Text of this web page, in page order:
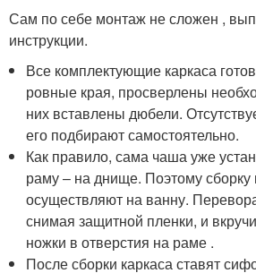
Сам по себе монтаж не сложен ,
инструкции.
Все комплектующие каркаса
ровные края, просверлены
них вставлены дюбели.
его подбирают самостоятельно.
Как правило, сама чаша уже
раму – на днище. Поэтому сборку
осуществляют на ванну.
снимая защитной пленки, и
ножки в отверстия на раме .
После сборки каркаса ставят